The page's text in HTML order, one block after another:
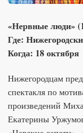
«Нервные люди»
Где:
Когда: 18 октября
Нижегородцам
спектакля по
произведений
Екатерины